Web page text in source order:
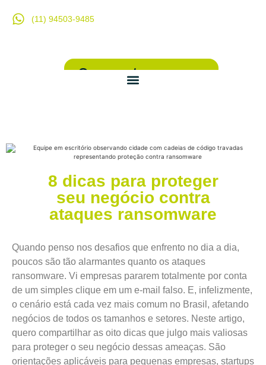
(11) 94503-9485
Orçamento expresso
8 dicas para proteger
seu negócio contra
ataques ransomware
Quando penso nos desafios que enfrento no dia a dia,
poucos são tão alarmantes quanto os ataques
ransomware. Vi empresas pararem totalmente por conta
de um simples clique em um e-mail falso. E, infelizmente,
o cenário está cada vez mais comum no Brasil, afetando
negócios de todos os tamanhos e setores. Neste artigo,
quero compartilhar as oito dicas que julgo mais valiosas
para proteger o seu negócio dessas ameaças. São
orientações aplicáveis para pequenas empresas, startups